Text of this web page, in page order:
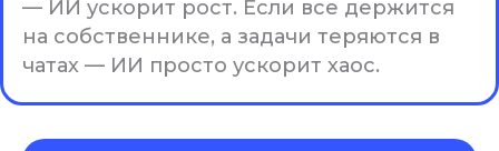
— ИИ ускорит рост. Если все держится
на собственнике, а задачи теряются в
чатах — ИИ просто ускорит хаос.